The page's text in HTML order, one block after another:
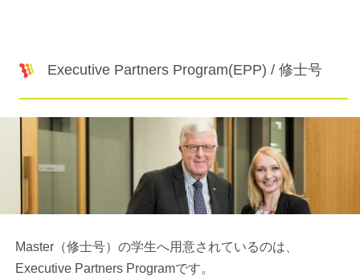
Executive Partners Program(EPP) / 修士号
Master（修士号）の学生へ用意されているのは、
Executive Partners Programです。